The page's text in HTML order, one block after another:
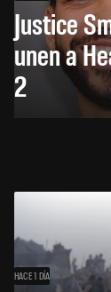
Justice
unen a
2
HACE 1 DÍA